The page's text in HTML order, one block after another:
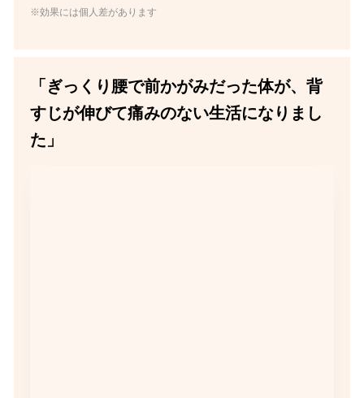
※効果には個人差があります
「ぎっくり腰で前かがみだった体が、背
すじが伸びて痛みのない生活になりまし
た」